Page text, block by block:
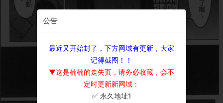
公告
最近又开始封了，下方网域有更新，大家
记得截图！！
▼这是楠楠的走失页，请务必收藏，会不
定时更新新网域：
✅ 永久地址1